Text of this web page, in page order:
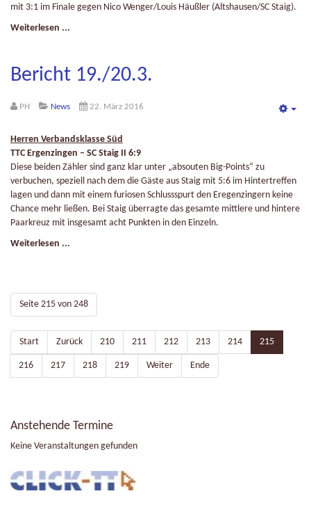
mit 3:1 im Finale gegen Nico Wenger/Louis Häußler (Altshausen/SC Staig).
Weiterlesen ...
Bericht 19./20.3.
PH News 22. März 2016
Herren Verbandsklasse Süd
TTC Ergenzingen – SC Staig II 6:9
Diese beiden Zähler sind ganz klar unter „absouten Big-Points“ zu
verbuchen, speziell nach dem die Gäste aus Staig mit 5:6 im Hintertreffen
lagen und dann mit einem furiosen Schlussspurt den Eregenzingern keine
Chance mehr ließen. Bei Staig überragte das gesamte mittlere und hintere
Paarkreuz mit insgesamt acht Punkten in den Einzeln.
Weiterlesen ...
Seite 215 von 248
Start Zurück 210 211 212 213 214 215
216 217 218 219 Weiter Ende
Anstehende Termine
Keine Veranstaltungen gefunden